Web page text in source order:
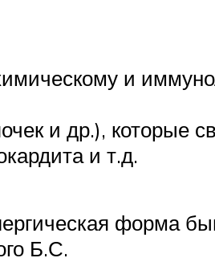
и
и др.), которые
и т.д.
форма
Б.С.